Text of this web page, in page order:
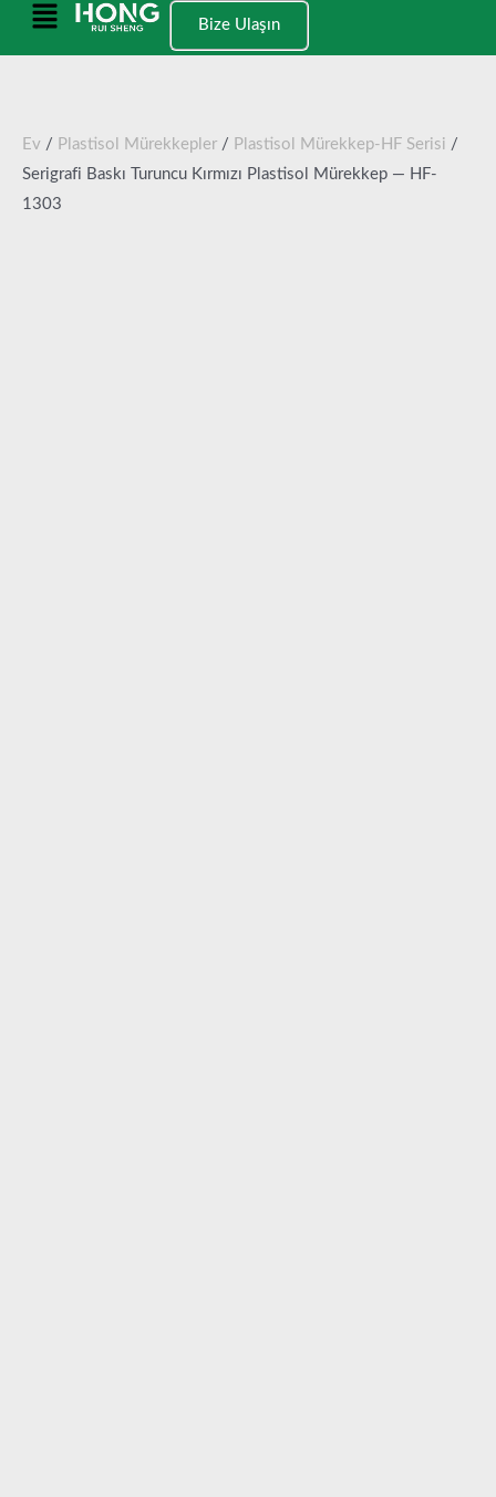
İçeriğeAna
Bize Ulaşın
Ev / Plastisol Mürekkepler / Plastisol Mürekkep-HF Serisi /
Serigrafi Baskı Turuncu Kırmızı Plastisol Mürekkep — HF-
1303